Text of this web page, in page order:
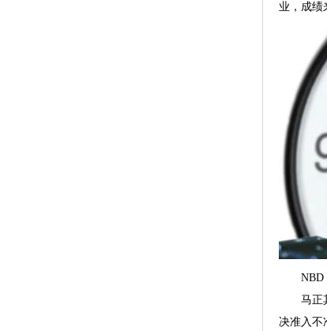
业，成绩
NBD：
马正其
决准入不